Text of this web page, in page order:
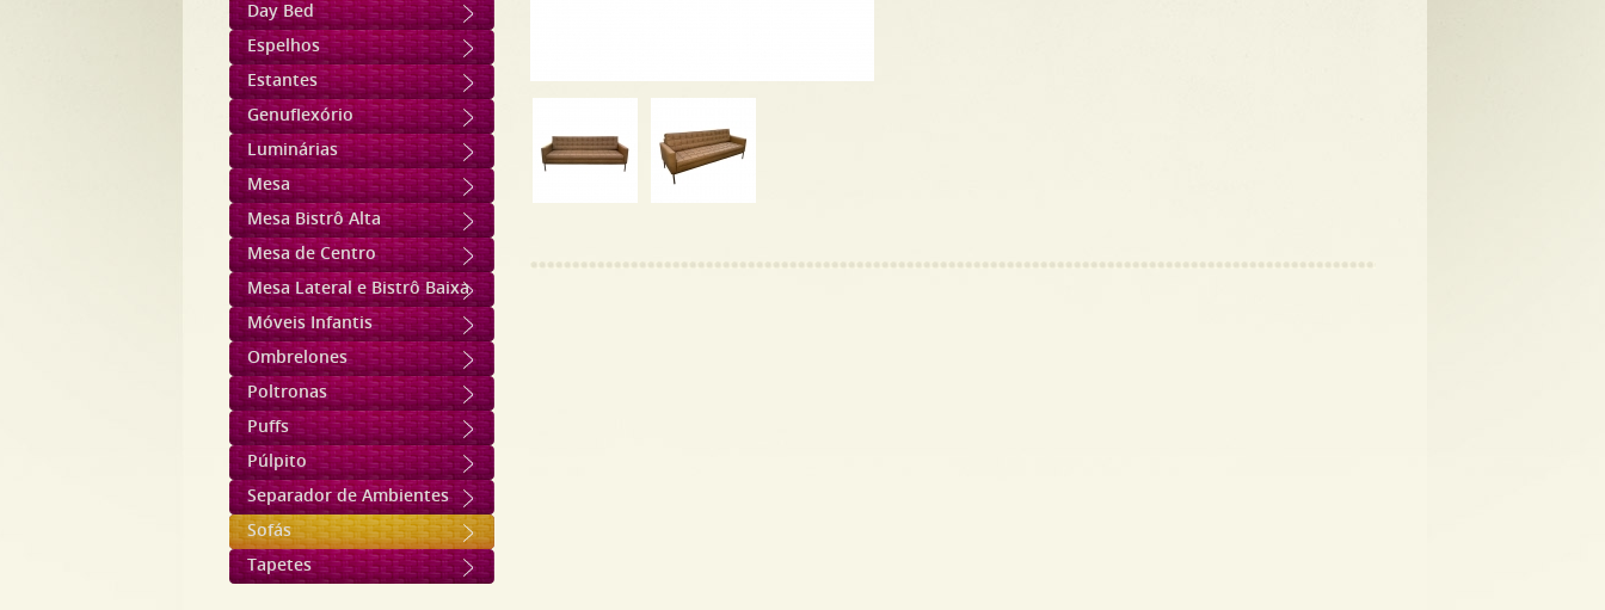
Day Bed
Espelhos
Estantes
Genuflexório
Luminárias
Mesa
Mesa Bistrô Alta
Mesa de Centro
Mesa Lateral e Bistrô Baixa
Móveis Infantis
Ombrelones
Poltronas
Puffs
Púlpito
Separador de Ambientes
Sofás
Tapetes